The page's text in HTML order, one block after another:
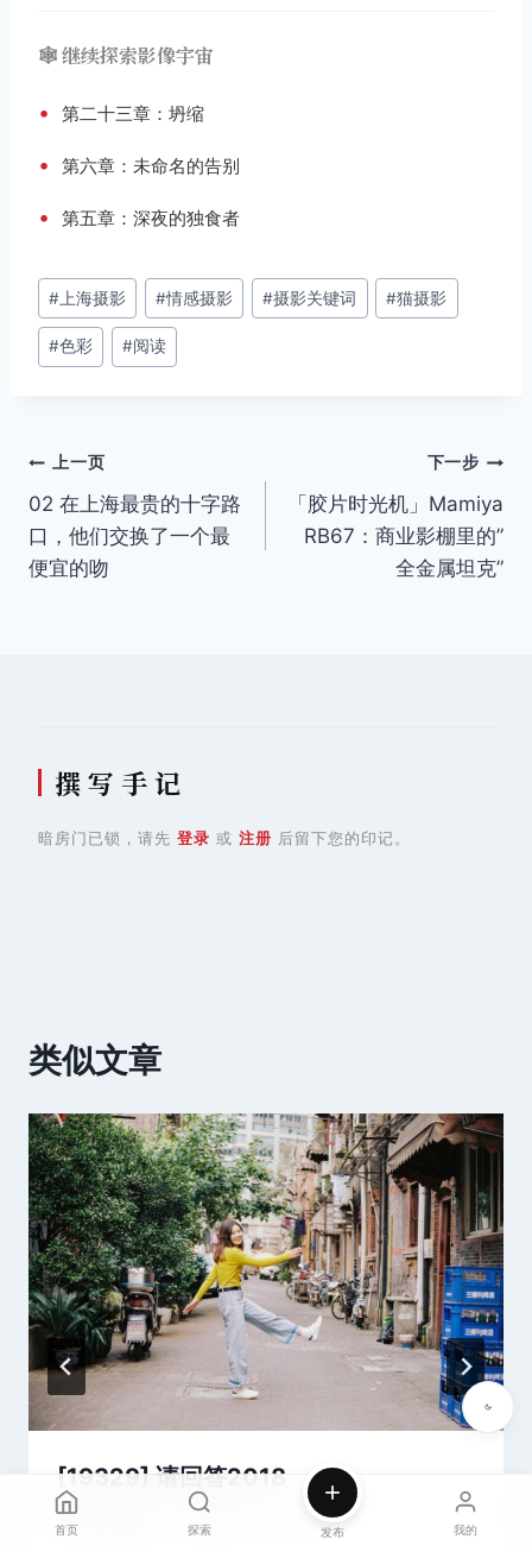
🕸️ 继续探索影像宇宙
• 第二十三章：坍缩
• 第六章：未命名的告别
• 第五章：深夜的独食者
文
章
标
# 上海摄影 #情感摄影 #摄影关键词 #猫摄影
#色彩 #阅读
文
章
导
上一页
02 在上海最贵的十字路
口，他们交换了一个最
便宜的吻
下一步
「胶片时光机」Mamiya
RB67：商业影棚里的”
全金属坦克”
撰 写 手 记
暗房门已锁，请先 登录 或 注册 后留下您的印记。
类似文章
[19329] 请回答2018
作者 2018 年 11 月 15 日
首页 探索 发布 我的